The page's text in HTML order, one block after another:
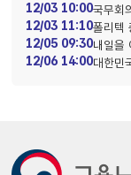
12/03 10:00국무회
12/03 11:10폴리텍
12/05 09:30내일을
12/06 14:00대한민